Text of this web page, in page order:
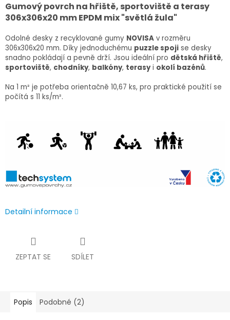
Gumový povrch na hřiště, sportoviště a terasy
306x306x20 mm EPDM mix "světlá žula"
Odolné desky z recyklované gumy NOVISA v rozměru
306x306x20 mm. Díky jednoduchému puzzle spoji se desky
snadno pokládají a pevně drží. Jsou ideální pro dětská hřiště,
sportoviště, chodníky, balkóny, terasyi okolí bazénů.
Na 1 m² je potřeba orientačně 10,67 ks, pro praktické použití se
počítá s 11 ks/m².
Detailní informace
ZEPTAT SE SDÍLET
Popis Podobné (2)